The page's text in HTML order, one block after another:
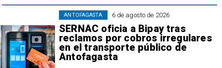
6 de agosto de 2026
SERNAC oficia a Bipay tras
reclamos por cobros irregulares
en el transporte público de
Antofagasta
ANTOFAGASTA